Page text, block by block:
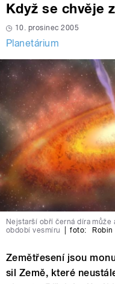
Když se chvěje
10. prosinec 2005
Planetárium
Nejstarší obří černá díra
období vesmíru
foto:
Zemětřesení jsou
sil Země, které